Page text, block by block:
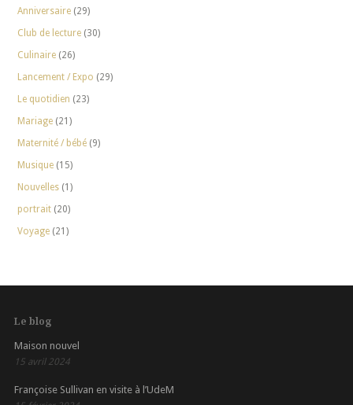
Anniversaire(29)
Club de lecture(30)
Culinaire(26)
Lancement / Expo (29)
Le quotidien (23)
Mariage(21)
Maternité / bébé(9)
Musique(15)
Nouvelles(1)
portrait(20)
Voyage(21)
Le blog
Maison nouvel
15 avril 2024
Françoise Sullivan en visite à l’UdeM